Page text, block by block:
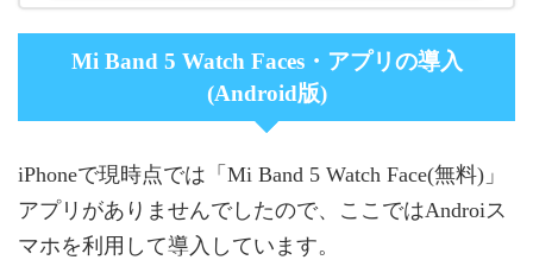
Mi Band 5 Watch Faces・アプリの導入
(Android版)
iPhoneで現時点では「Mi Band 5 Watch Face(無料)」
アプリがありませんでしたので、ここではAndroiス
マホを利用して導入しています。